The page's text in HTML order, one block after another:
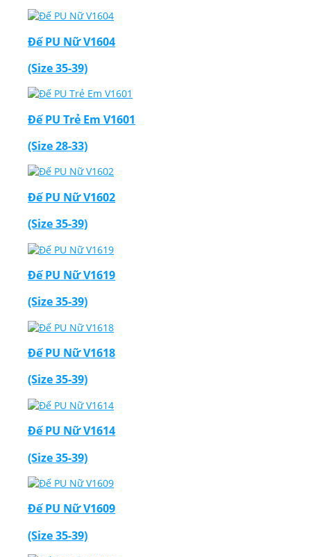
Đế PU Nữ V1604
(Size 35-39)
Đế PU Trẻ Em V1601
(Size 28-33)
Đế PU Nữ V1602
(Size 35-39)
Đế PU Nữ V1619
(Size 35-39)
Đế PU Nữ V1618
(Size 35-39)
Đế PU Nữ V1614
(Size 35-39)
Đế PU Nữ V1609
(Size 35-39)